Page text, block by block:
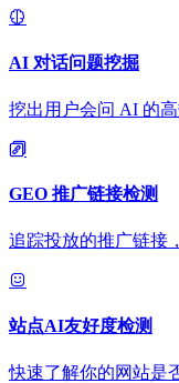
AI 对话问题挖掘
挖出用户会问 AI 的
GEO 推广链接检测
追踪投放的推广链接
站点AI友好度检测
快速了解你的网站是